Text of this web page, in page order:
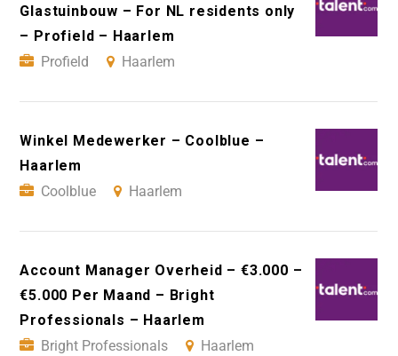
Glastuinbouw – For NL residents only
– Profield – Haarlem
Profield
Haarlem
Winkel Medewerker – Coolblue –
Haarlem
Coolblue
Haarlem
Account Manager Overheid – €3.000 –
€5.000 Per Maand – Bright
Professionals – Haarlem
Bright Professionals
Haarlem